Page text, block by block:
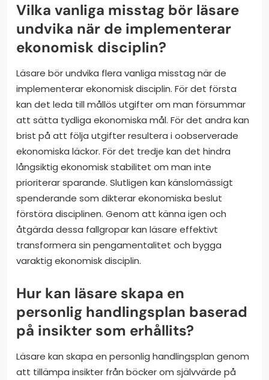
Vilka vanliga misstag bör läsare
undvika när de implementerar
ekonomisk disciplin?
Läsare bör undvika flera vanliga misstag när de
implementerar ekonomisk disciplin. För det första
kan det leda till mållös utgifter om man försummar
att sätta tydliga ekonomiska mål. För det andra kan
brist på att följa utgifter resultera i oobserverade
ekonomiska läckor. För det tredje kan det hindra
långsiktig ekonomisk stabilitet om man inte
prioriterar sparande. Slutligen kan känslomässigt
spenderande som dikterar ekonomiska beslut
förstöra disciplinen. Genom att känna igen och
åtgärda dessa fallgropar kan läsare effektivt
transformera sin pengamentalitet och bygga
varaktig ekonomisk disciplin.
Hur kan läsare skapa en
personlig handlingsplan baserad
på insikter som erhållits?
Läsare kan skapa en personlig handlingsplan genom
att tillämpa insikter från böcker om självvärde på